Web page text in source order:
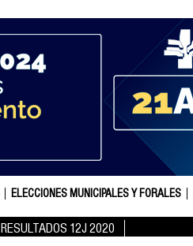
ELECCIONES MUNICIPALES Y FORALES
RESULTADOS 12J 2020